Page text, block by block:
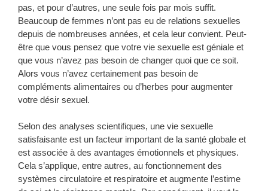
pas, et pour d’autres, une seule fois par mois suffit.
Beaucoup de femmes n’ont pas eu de relations sexuelles
depuis de nombreuses années, et cela leur convient. Peut-
être que vous pensez que votre vie sexuelle est géniale et
que vous n’avez pas besoin de changer quoi que ce soit.
Alors vous n’avez certainement pas besoin de
compléments alimentaires ou d’herbes pour augmenter
votre désir sexuel.
Selon des analyses scientifiques, une vie sexuelle
satisfaisante est un facteur important de la santé globale et
est associée à des avantages émotionnels et physiques.
Cela s’applique, entre autres, au fonctionnement des
systèmes circulatoire et respiratoire et augmente l’estime